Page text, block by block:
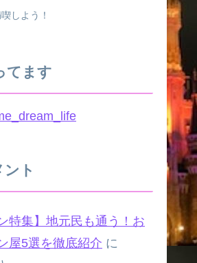
しよう！
てます
ト
特集】地元民も通う！お
屋5選を徹底紹介 に